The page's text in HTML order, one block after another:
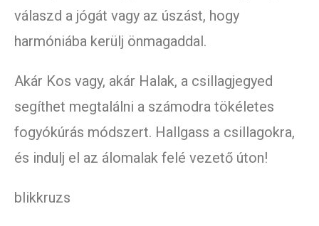
válaszd a jógát vagy az úszást, hogy
harmóniába kerülj önmagaddal.
Akár Kos vagy, akár Halak, a csillagjegyed
segíthet megtalálni a számodra tökéletes
fogyókúrás módszert. Hallgass a csillagokra,
és indulj el az álomalak felé vezető úton!
blikkruzs